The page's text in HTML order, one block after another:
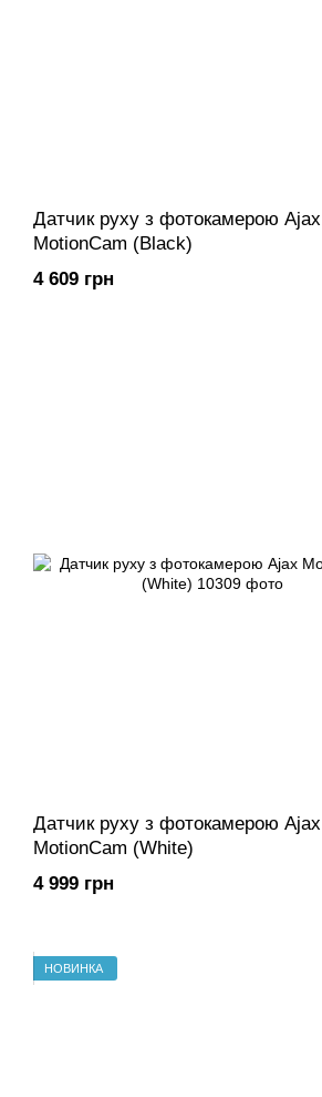
Датчик руху з фотокамерою Ajax
MotionCam (Black)
4 609 грн
Датчик руху з фотокамерою Ajax
MotionCam (White)
4 999 грн
НОВИНКА